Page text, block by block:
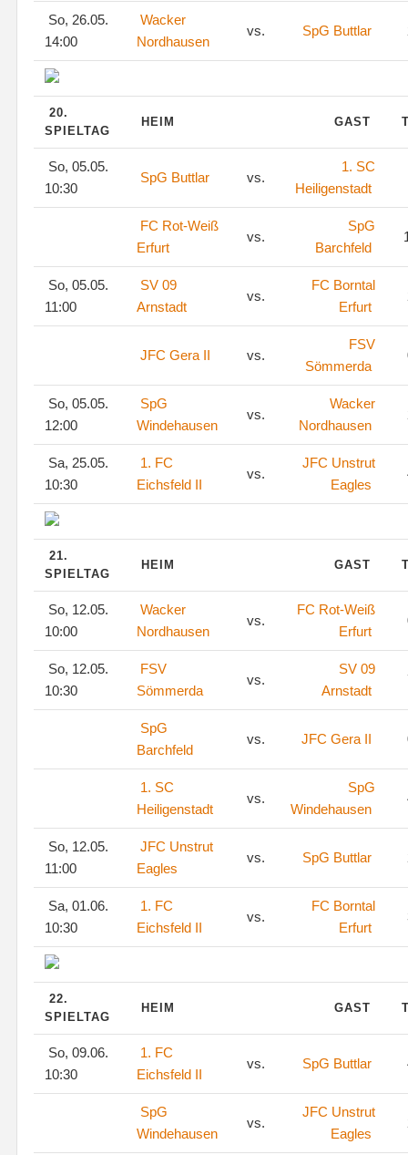
So, 26.05.
14:00
Wacker
Nordhausen
vs. SpG Buttlar
20.
SPIELTAG
HEIM GAST
So, 05.05.
10:30
SpG Buttlar vs.
1. SC
Heiligenstadt
FC Rot-Weiß
Erfurt
vs.
SpG
Barchfeld
So, 05.05.
11:00
SV 09
Arnstadt
vs.
FC Borntal
Erfurt
JFC Gera II vs.
FSV
Sömmerda
So, 05.05.
12:00
SpG
Windehausen
vs.
Wacker
Nordhausen
Sa, 25.05.
10:30
1. FC
Eichsfeld II
vs.
JFC Unstrut
Eagles
21.
SPIELTAG
HEIM GAST
So, 12.05.
10:00
Wacker
Nordhausen
vs.
FC Rot-Weiß
Erfurt
So, 12.05.
10:30
FSV
Sömmerda
vs.
SV 09
Arnstadt
SpG
Barchfeld
vs. JFC Gera II
1. SC
Heiligenstadt
vs.
SpG
Windehausen
So, 12.05.
11:00
JFC Unstrut
Eagles
vs. SpG Buttlar
Sa, 01.06.
10:30
1. FC
Eichsfeld II
vs.
FC Borntal
Erfurt
22.
SPIELTAG
HEIM GAST
So, 09.06.
10:30
1. FC
Eichsfeld II
vs. SpG Buttlar
SpG
Windehausen
vs.
JFC Unstrut
Eagles